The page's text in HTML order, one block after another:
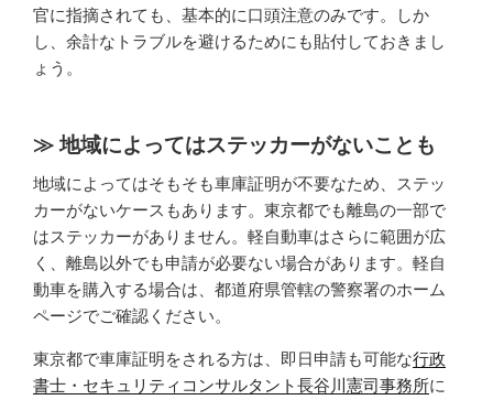
官に指摘されても、基本的に口頭注意のみです。しか
し、余計なトラブルを避けるためにも貼付しておきまし
ょう。
地域によってはステッカーがないことも
地域によってはそもそも車庫証明が不要なため、ステッ
カーがないケースもあります。東京都でも離島の一部で
はステッカーがありません。軽自動車はさらに範囲が広
く、離島以外でも申請が必要ない場合があります。軽自
動車を購入する場合は、都道府県管轄の警察署のホーム
ページでご確認ください。
東京都で車庫証明をされる方は、即日申請も可能な行政
書士・セキュリティコンサルタント長谷川憲司事務所に